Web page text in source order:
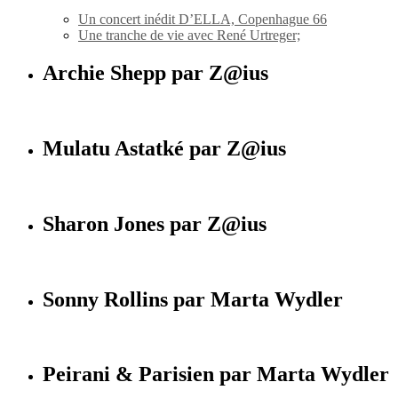
Un concert inédit D’ELLA, Copenhague 66
Une tranche de vie avec René Urtreger;
Archie Shepp par Z@ius
Mulatu Astatké par Z@ius
Sharon Jones par Z@ius
Sonny Rollins par Marta Wydler
Peirani & Parisien par Marta Wydler